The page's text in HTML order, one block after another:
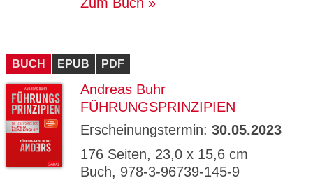
BUCH EPUB PDF
Andreas Buhr
FÜHRUNGSPRINZIPIEN
Erscheinungstermin: 30.05.2023
176 Seiten, 23,0 x 15,6 cm
Buch, 978-3-96739-145-9